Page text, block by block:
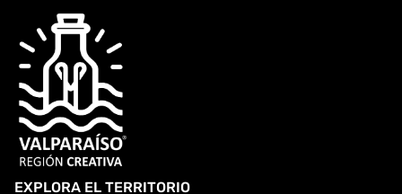
EXPLORA EL TERRITORIO